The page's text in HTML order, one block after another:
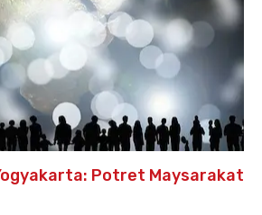
Potret Maysarakat